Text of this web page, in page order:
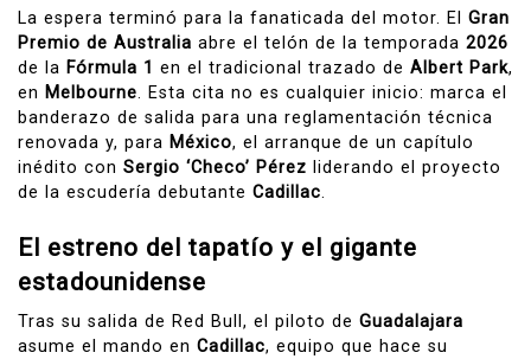
La espera terminó para la fanaticada del motor. El Gran
Premio de Australia abre el telón de la temporada 2026
de la Fórmula 1 en el tradicional trazado de Albert Park,
en Melbourne. Esta cita no es cualquier inicio: marca el
banderazo de salida para una reglamentación técnica
renovada y, para México, el arranque de un capítulo
inédito con Sergio ‘Checo’ Pérez liderando el proyecto
de la escudería debutante Cadillac.
El estreno del tapatío y el gigante
estadounidense
Tras su salida de Red Bull, el piloto de Guadalajara
asume el mando en Cadillac, equipo que hace su